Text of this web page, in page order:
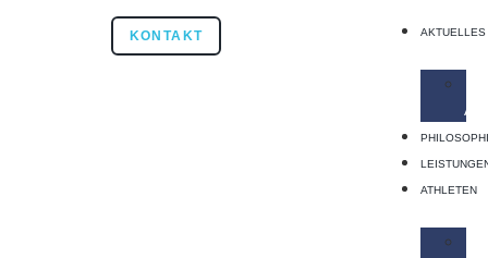
AKTUELLES
ATHLETEN
KONTAKT